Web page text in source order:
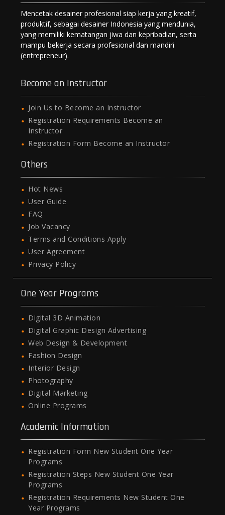
Mencetak desainer profesional siap kerja yang kreatif,
produktif, sebagai desainer Indonesia yang mendunia,
yang memiliki kematangan jiwa dan kepribadian, serta
mampu bekerja secara profesional dan mandiri
(entrepreneur).
Become an Instructor
Join Us to Become an Instructor
Registration Requirements Become an
Instructor
Registration Form Become an Instructor
Others
Hot News
User Guide
FAQ
Job Vacancy
Terms and Conditions Apply
User Agreement
Privacy Policy
One Year Programs
Digital 3D Animation
Digital Graphic Design Advertising
Web Design & Development
Fashion Design
Interior Design
Photography
Digital Marketing
Online Programs
Academic Information
Registration Form New Student One Year
Programs
Registration Steps New Student One Year
Programs
Registration Requirements New Student One
Year Programs